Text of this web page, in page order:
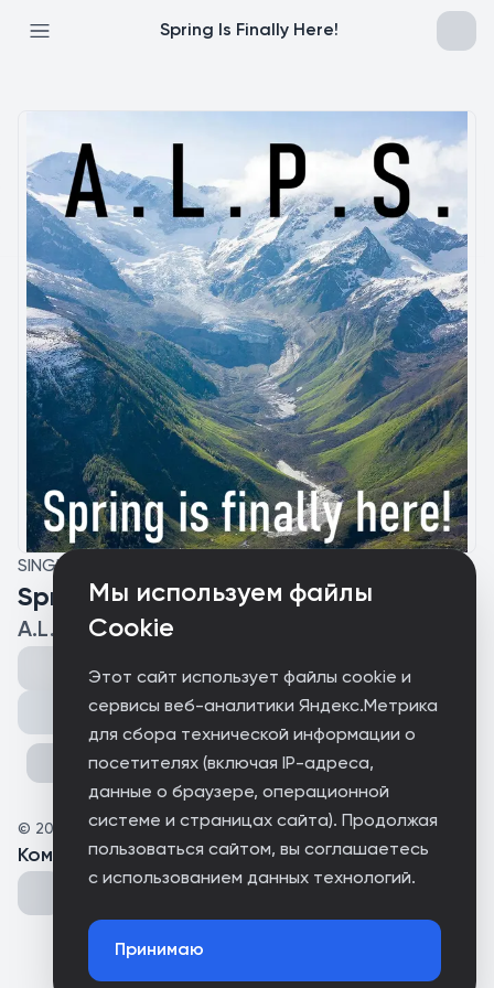
Мы используем файлы
Cookie
Этот сайт использует файлы cookie и
сервисы веб-аналитики Яндекс.Метрика
для сбора технической информации о
посетителях (включая IP-адреса,
данные о браузере, операционной
системе и страницах сайта). Продолжая
пользоваться сайтом, вы соглашаетесь
с использованием данных технологий.
Принимаю
Spring Is Finally Here!
SINGLE
Spring Is Finally Here!
A.L.P.S.
Поделиться
© 2026 A.L.P.S.
Комментарии(0 )